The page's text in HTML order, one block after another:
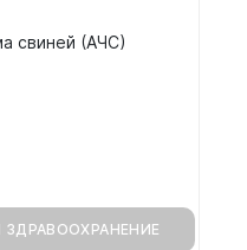
свиней (АЧС)